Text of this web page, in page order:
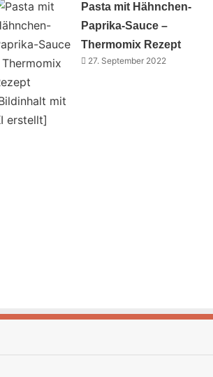
Pasta mit Hähnchen-
Paprika-Sauce –
Thermomix Rezept
27. September 2022